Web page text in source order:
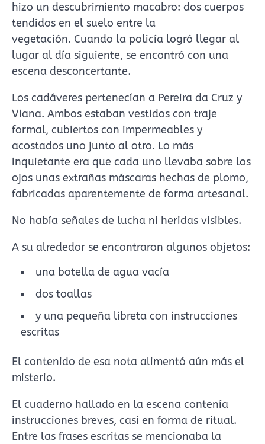
hizo un descubrimiento macabro: dos cuerpos
tendidos en el suelo entre la
vegetación. Cuando la policía logró llegar al
lugar al día siguiente, se encontró con una
escena desconcertante.
Los cadáveres pertenecían a Pereira da Cruz y
Viana. Ambos estaban vestidos con traje
formal, cubiertos con impermeables y
acostados uno junto al otro. Lo más
inquietante era que cada uno llevaba sobre los
ojos unas extrañas máscaras hechas de plomo,
fabricadas aparentemente de forma artesanal.
No había señales de lucha ni heridas visibles.
A su alrededor se encontraron algunos objetos:
una botella de agua vacía
dos toallas
y una pequeña libreta con instrucciones
escritas
El contenido de esa nota alimentó aún más el
misterio.
El cuaderno hallado en la escena contenía
instrucciones breves, casi en forma de ritual.
Entre las frases escritas se mencionaba la